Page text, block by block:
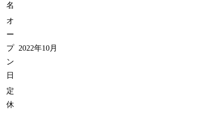
名
オ
ー
プ
ン
日
2022年10月
定
休